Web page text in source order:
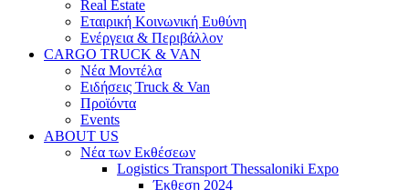
Real Estate
Εταιρική Κοινωνική Ευθύνη
Ενέργεια & Περιβάλλον
CARGO TRUCK & VAN
Νέα Μοντέλα
Ειδήσεις Truck & Van
Προϊόντα
Events
ABOUT US
Νέα των Εκθέσεων
Logistics Transport Thessaloniki Expo
Έκθεση 2024